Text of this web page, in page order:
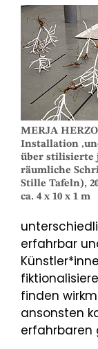
MERJA
Installation
über stilisierte
räumliche
Stille Tafeln),
ca. 4 x 10 x 1 m
erfahrbar
finden
ansonsten
erfahrbaren